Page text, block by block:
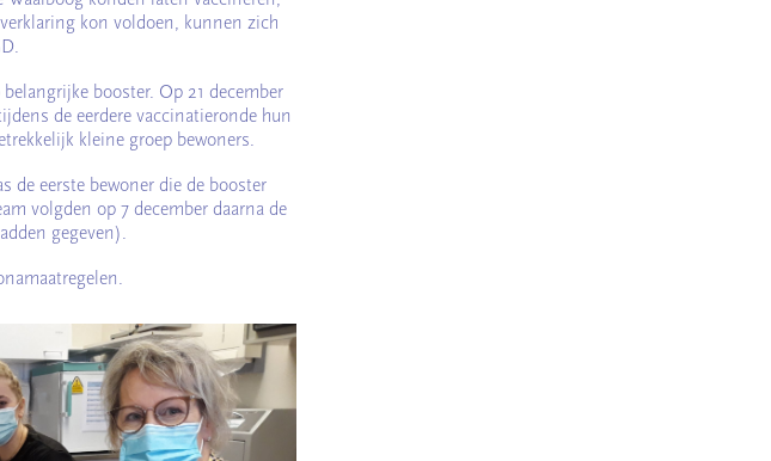
kon voldoen, kunnen zich
booster. Op 21 december
de eerdere vaccinatieronde hun
kleine groep bewoners.
de eerste bewoner die de booster
volgden op 7 december daarna de
gegeven).